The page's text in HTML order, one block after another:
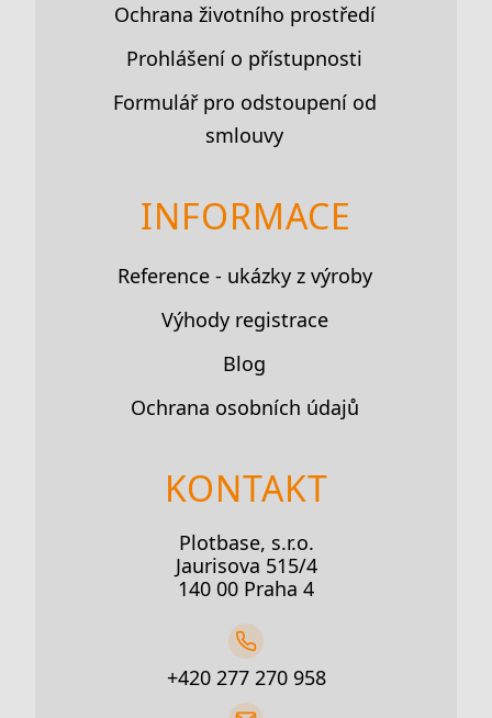
Ochrana životního prostředí
Prohlášení o přístupnosti
Formulář pro odstoupení od
smlouvy
INFORMACE
Reference - ukázky z výroby
Výhody registrace
Blog
Ochrana osobních údajů
KONTAKT
Plotbase, s.r.o.
Jaurisova 515/4
140 00 Praha 4
+420 277 270 958